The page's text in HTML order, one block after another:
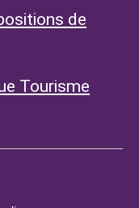
de
Tourisme